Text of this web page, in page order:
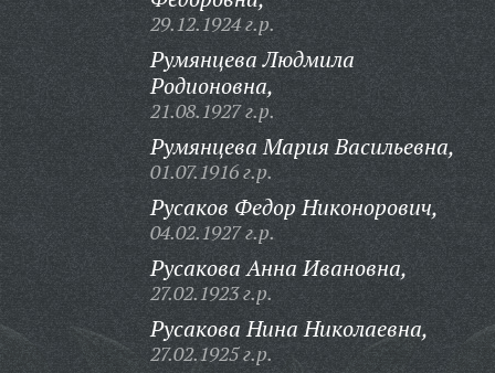
29.12.1924 г.р.
Румянцева Людмила
Родионовна,
21.08.1927 г.р.
Румянцева Мария Васильевна,
01.07.1916 г.р.
Русаков Федор Никонорович,
04.02.1927 г.р.
Русакова Анна Ивановна,
27.02.1923 г.р.
Русакова Нина Николаевна,
27.02.1925 г.р.